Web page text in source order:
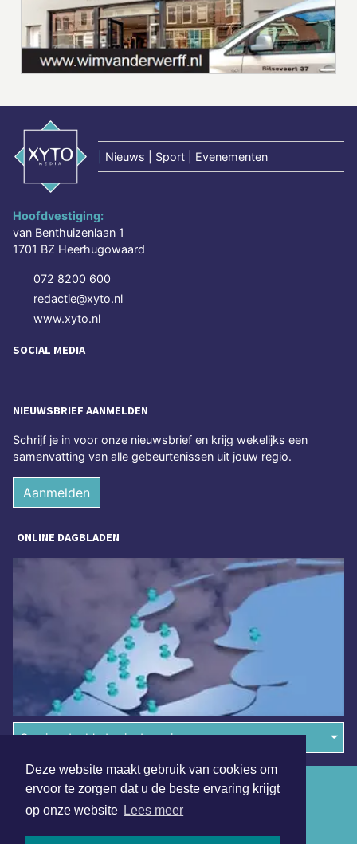
Deze website maakt gebruik van cookies om
ervoor te zorgen dat u de beste ervaring krijgt
op onze website Lees meer
Nieuws | Sport | Evenementen
Hoofdvestiging:
van Benthuizenlaan 1
1701 BZ Heerhugowaard
072 8200 600
redactie@xyto.nl
www.xyto.nl
SOCIAL MEDIA
NIEUWSBRIEF AANMELDEN
Schrijf je in voor onze nieuwsbrief en krijg wekelijks een
samenvatting van alle gebeurtenissen uit jouw regio.
Aanmelden
ONLINE DAGBLADEN
Overige dagbladen in de regio
Algemene voorwaarden
Disclaimer